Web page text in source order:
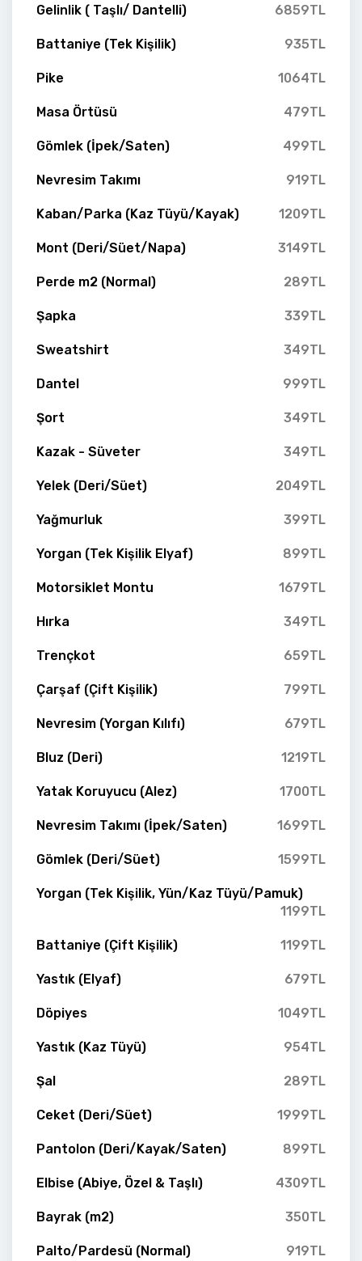
Gelinlik ( Taşlı/ Dantelli) 6859TL
Battaniye (Tek Kişilik) 935TL
Pike 1064TL
Masa Örtüsü 479TL
Gömlek (İpek/Saten) 499TL
Nevresim Takımı 919TL
Kaban/Parka (Kaz Tüyü/Kayak) 1209TL
Mont (Deri/Süet/Napa) 3149TL
Perde m2 (Normal) 289TL
Şapka 339TL
Sweatshirt 349TL
Dantel 999TL
Şort 349TL
Kazak - Süveter 349TL
Yelek (Deri/Süet) 2049TL
Yağmurluk 399TL
Yorgan (Tek Kişilik Elyaf) 899TL
Motorsiklet Montu 1679TL
Hırka 349TL
Trençkot 659TL
Çarşaf (Çift Kişilik) 799TL
Nevresim (Yorgan Kılıfı) 679TL
Bluz (Deri) 1219TL
Yatak Koruyucu (Alez) 1700TL
Nevresim Takımı (İpek/Saten) 1699TL
Gömlek (Deri/Süet) 1599TL
Yorgan (Tek Kişilik, Yün/Kaz Tüyü/Pamuk)
1199TL
Battaniye (Çift Kişilik) 1199TL
Yastık (Elyaf) 679TL
Döpiyes 1049TL
Yastık (Kaz Tüyü) 954TL
Şal 289TL
Ceket (Deri/Süet) 1999TL
Pantolon (Deri/Kayak/Saten) 899TL
Elbise (Abiye, Özel & Taşlı) 4309TL
Bayrak (m2) 350TL
Palto/Pardesü (Normal) 919TL